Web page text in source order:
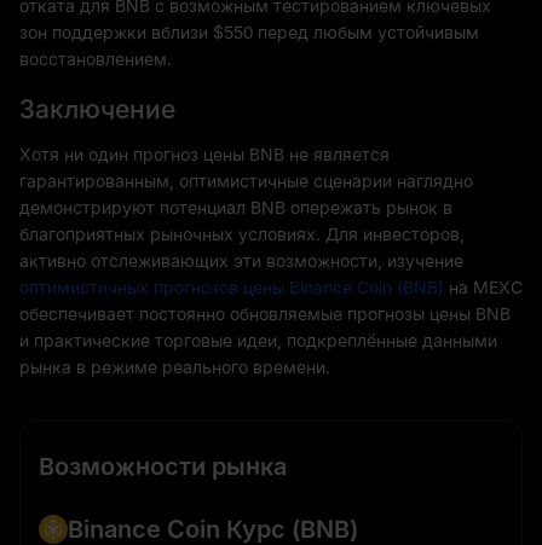
отката для BNB с возможным тестированием ключевых
зон поддержки вблизи $550 перед любым устойчивым
восстановлением.
Заключение
Хотя ни один прогноз цены BNB не является
гарантированным, оптимистичные сценарии наглядно
демонстрируют потенциал BNB опережать рынок в
благоприятных рыночных условиях. Для инвесторов,
активно отслеживающих эти возможности, изучение
оптимистичных прогнозов цены Binance Coin (BNB) на MEXC
обеспечивает постоянно обновляемые прогнозы цены BNB
и практические торговые идеи, подкреплённые данными
рынка в режиме реального времени.
Возможности рынка
Binance Coin Курс (BNB)